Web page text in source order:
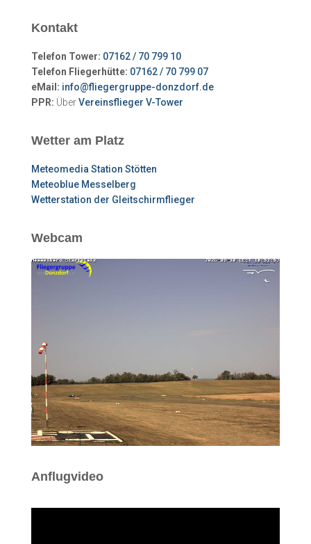
Kontakt
Telefon Tower: 07162 / 70 799 10
Telefon Fliegerhütte: 07162 / 70 799 07
eMail: info@fliegergruppe-donzdorf.de
PPR: ÜberVereinsflieger V-Tower
Wetter am Platz
Meteomedia Station Stötten
Meteoblue Messelberg
Wetterstation der Gleitschirmflieger
Webcam
Anflugvideo